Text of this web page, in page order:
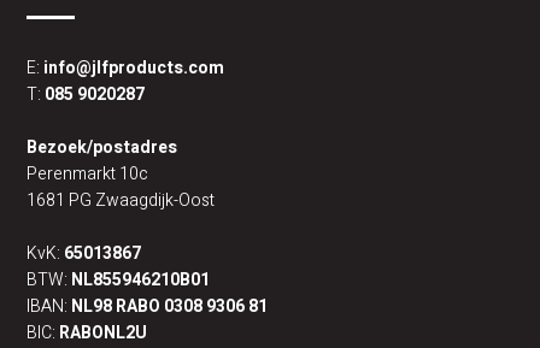
E: info@jlfproducts.com
T: 085 9020287
Bezoek/postadres
Perenmarkt 10c
1681 PG Zwaagdijk-Oost
KvK: 65013867
BTW: NL855946210B01
IBAN: NL98 RABO 0308 9306 81
BIC: RABONL2U